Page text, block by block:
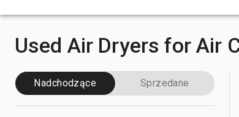
Used Air Dryers for Air
Nadchodzące Sprzedane